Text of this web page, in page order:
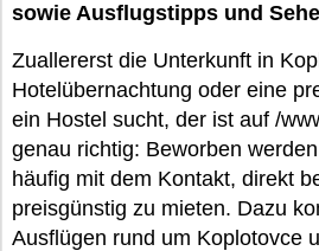
sowie Ausflugstipps und
Zuallererst die Unterkunft in
Hotelübernachtung oder eine
ein Hostel sucht, der ist auf /
genau richtig: Beworben
häufig mit dem Kontakt, direkt
preisgünstig zu mieten. Dazu
Ausflügen rund um Koplotovce